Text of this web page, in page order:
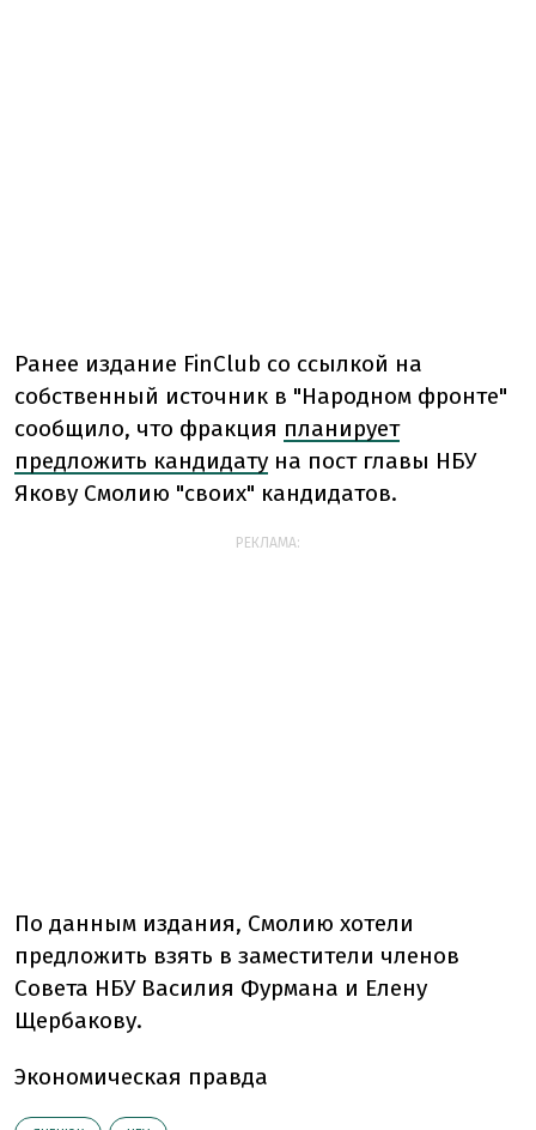
Ранее издание FinClub со ссылкой на
собственный источник в "Народном фронте"
сообщило, что фракция планирует
предложить кандидату на пост главы НБУ
Якову Смолию "своих" кандидатов.
РЕКЛАМА:
По данным издания, Смолию хотели
предложить взять в заместители членов
Совета НБУ Василия Фурмана и Елену
Щербакову.
Экономическая правда